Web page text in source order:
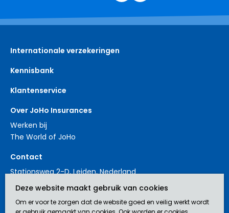
Internationale verzekeringen
Kennisbank
Klantenservice
Over JoHo Insurances
Werken bij
The World of JoHo
Contact
Stationsweg 2-D, Leiden, Nederland
+31 88 3214561
contact@johoinsurances.org
Deze website maakt gebruik van cookies
Om er voor te zorgen dat de website goed en veilig werkt wordt